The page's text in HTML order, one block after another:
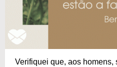
Verifiquei que, aos homens,